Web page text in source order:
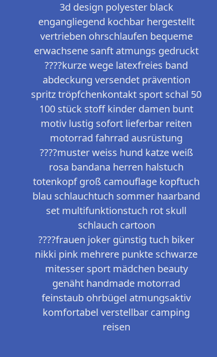
3d design polyester black
engangliegend kochbar hergestellt
vertrieben ohrschlaufen bequeme
erwachsene sanft atmungs gedruckt
????kurze wege latexfreies band
abdeckung versendet prävention
spritz tröpfchenkontakt sport schal 50
100 stück stoff kinder damen bunt
motiv lustig sofort lieferbar reiten
motorrad fahrrad ausrüstung
????muster weiss hund katze weiß
rosa bandana herren halstuch
totenkopf groß camouflage kopftuch
blau schlauchtuch sommer haarband
set multifunktionstuch rot skull
schlauch cartoon
????frauen joker günstig tuch biker
nikki pink mehrere punkte schwarze
mitesser sport mädchen beauty
genäht handmade motorrad
feinstaub ohrbügel atmungsaktiv
komfortabel verstellbar camping
reisen